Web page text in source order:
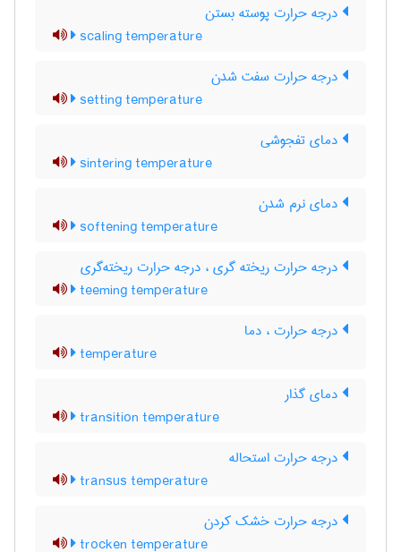
درجه حرارت پوسته بستن
scaling temperature
درجه حرارت سفت شدن
setting temperature
دمای تفجوشی
sintering temperature
دمای نرم شدن
softening temperature
درجه حرارت ریخته گری ، درجه حرارت ریخته‌گری
teeming temperature
درجه حرارت ، دما
temperature
دمای گذار
transition temperature
درجه حرارت استحاله
transus temperature
درجه حرارت خشک کردن
trocken temperature